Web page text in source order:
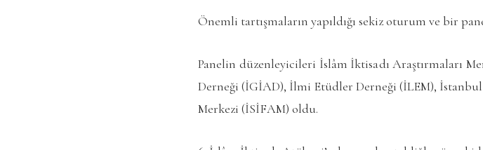
Önemli tartışmaların yapıldığı sekiz oturum ve bir
Panelin düzenleyicileri İslâm İktisadı Araştırmaları
Derneği (İGİAD), İlmi Etüdler Derneği (İLEM),
Merkezi (İSİFAM) oldu.